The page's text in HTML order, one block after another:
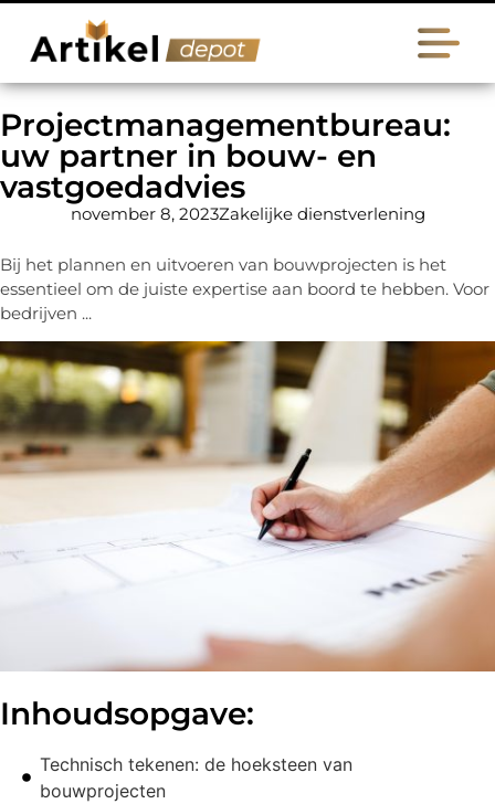
Projectmanagementbureau:
uw partner in bouw- en
vastgoedadvies
november 8, 2023Zakelijke dienstverlening
Bij het plannen en uitvoeren van bouwprojecten is het
essentieel om de juiste expertise aan boord te hebben. Voor
bedrijven ...
Inhoudsopgave:
Technisch tekenen: de hoeksteen van
bouwprojecten